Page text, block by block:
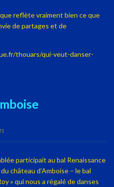
reflète vraiment bien ce que
de partages et de
thouars/qui-veut-danser-
participait au bal Renaissance
château d’Amboise – le bal
» qui nous a régalé de danses